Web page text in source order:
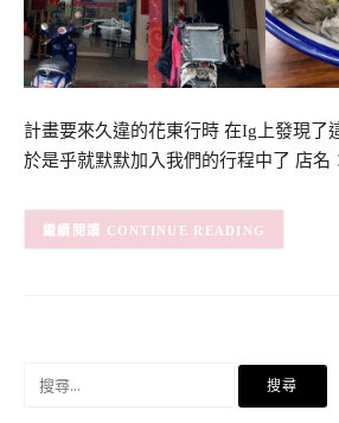
計畫要來久違的花東行時 在Ig上發現了
於是乎就默默加入我們的行程中了 店
CONTINUE READING